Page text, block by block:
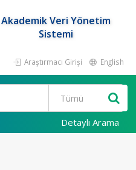
Akademik Veri Yönetim
Sistemi
Araştırmacı Girişi English
Detaylı Arama